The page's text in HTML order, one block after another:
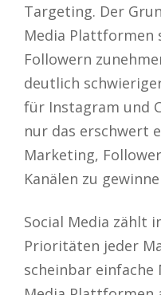
Targeting. Der
Media Plattformen
Followern
deutlich
für Instagram und
nur das erschwert
Marketing,
Kanälen zu
Social Media zählt
Prioritäten jeder
scheinbar einfache